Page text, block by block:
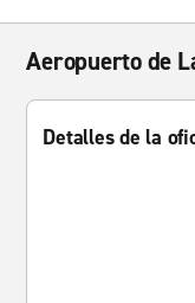
Aeropuerto de
Detalles de la